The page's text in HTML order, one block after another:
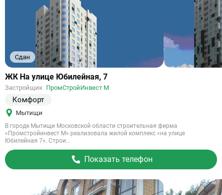
Сдан
Ссылка
объект
ЖК На улице Юбилейная, 7
Застройщик ПромСтройИнвест М
Комфорт
Мытищи
В городе Мытищи Московской области строительная фирма
«Промстройинвест М» реализовала жилой комплекс «на улице
Юбилейная 7». Строи...
Показать телефон